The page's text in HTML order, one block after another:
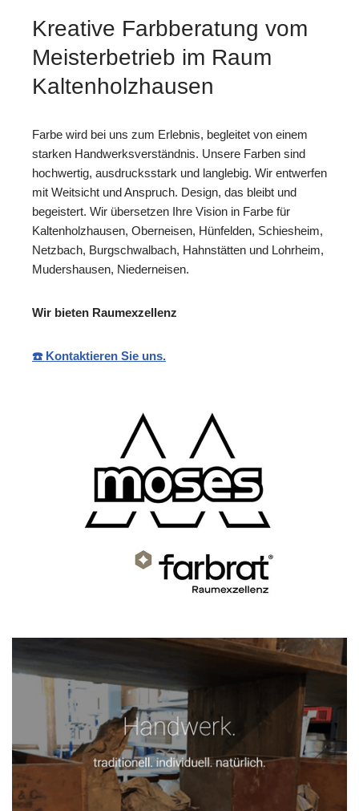
Kreative Farbberatung vom
Meisterbetrieb im Raum
Kaltenholzhausen
Farbe wird bei uns zum Erlebnis, begleitet von einem
starken Handwerksverständnis. Unsere Farben sind
hochwertig, ausdrucksstark und langlebig. Wir entwerfen
mit Weitsicht und Anspruch. Design, das bleibt und
begeistert. Wir übersetzen Ihre Vision in Farbe für
Kaltenholzhausen, Oberneisen, Hünfelden, Schiesheim,
Netzbach, Burgschwalbach, Hahnstätten und Lohrheim,
Mudershausen, Niederneisen.
Wir bieten Raumexzellenz
☎️ Kontaktieren Sie uns.